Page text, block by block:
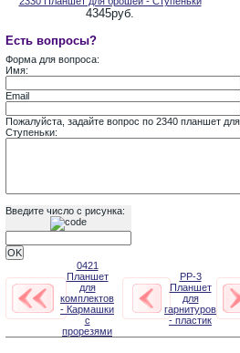
4345руб.
Есть вопросы?
Форма для вопроса:
Имя:
Email
Пожалуйста, задайте вопрос по 2340 планшет
Ступеньки:
Введите число с рисунка:
0421
Планшет
для
комплектов
- Кармашки
с
прорезями
PP-3
Планшет
для
гарнитуров
- пластик